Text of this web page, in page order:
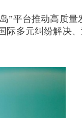
平台推动高质量
多元纠纷解决